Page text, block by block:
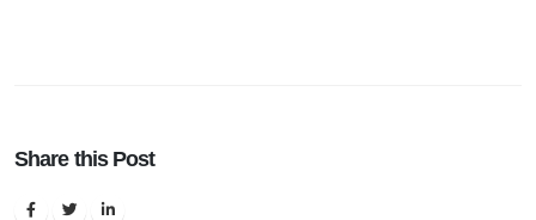
Share this Post